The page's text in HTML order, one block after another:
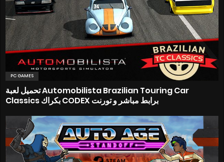
PC GAMES
تحميل لعبة Automobilista Brazilian Touring Car
Classics بكراك CODEX برابط مباشر و تورنت